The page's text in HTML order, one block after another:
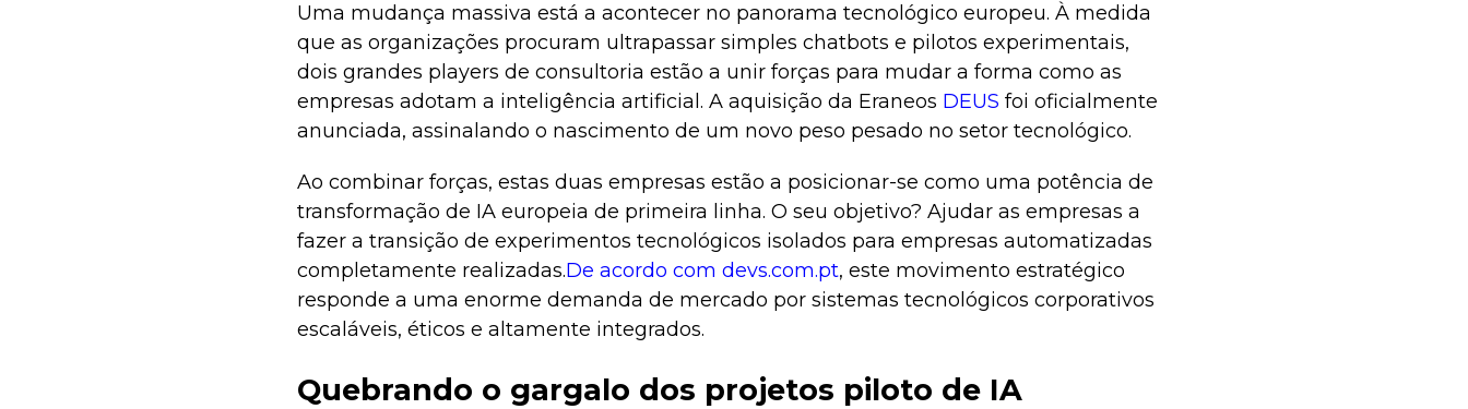
Uma mudança massiva está a acontecer no panorama tecnológico europeu. À medida
que as organizações procuram ultrapassar simples chatbots e pilotos experimentais,
dois grandes players de consultoria estão a unir forças para mudar a forma como as
empresas adotam a inteligência artificial. A aquisição da Eraneos DEUS foi oficialmente
anunciada, assinalando o nascimento de um novo peso pesado no setor tecnológico.
Ao combinar forças, estas duas empresas estão a posicionar-se como uma potência de
transformação de IA europeia de primeira linha. O seu objetivo? Ajudar as empresas a
fazer a transição de experimentos tecnológicos isolados para empresas automatizadas
completamente realizadas.De acordo com devs.com.pt, este movimento estratégico
responde a uma enorme demanda de mercado por sistemas tecnológicos corporativos
escaláveis, éticos e altamente integrados.
Quebrando o gargalo dos projetos piloto de IA